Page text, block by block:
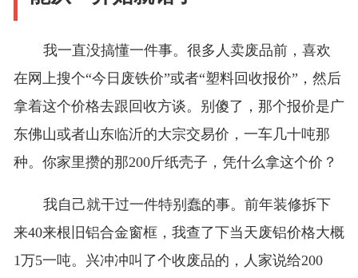
我一直没搞懂一件事。很多人卖废品前，喜欢
在网上搜个“今日废铁价”或者“塑料回收报价”，然后
拿着这个价格去跟回收方谈。别傻了，那个报价是广
东佛山或者山东临沂的大宗交易价，一车几十吨那
种。你家里攒的那200斤纸壳子，凭什么拿这个价？
我自己就干过一件特别蠢的事。前年装修拆下
来40来根旧铝合金窗框，我查了下当天废铝价格大概
1万5一吨。兴冲冲叫了个收废品的，人家说给200